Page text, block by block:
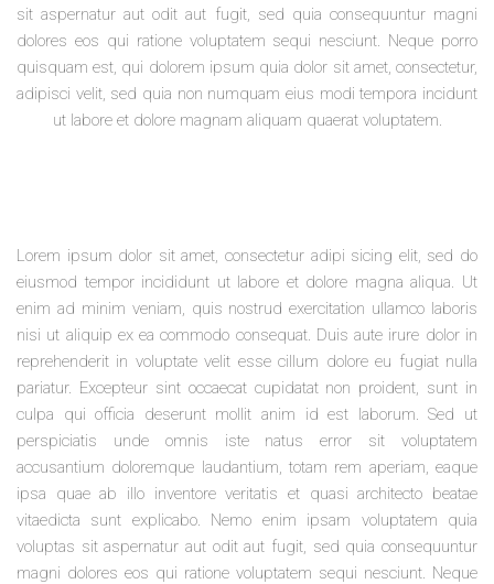
sit aspernatur aut odit aut fugit, sed quia consequuntur magni
dolores eos qui ratione voluptatem sequi nesciunt. Neque porro
quisquam est, qui dolorem ipsum quia dolor sit amet, consectetur,
adipisci velit, sed quia non numquam eius modi tempora incidunt
ut labore et dolore magnam aliquam quaerat voluptatem.
Lorem ipsum dolor sit amet, consectetur adipi sicing elit, sed do
eiusmod tempor incididunt ut labore et dolore magna aliqua. Ut
enim ad minim veniam, quis nostrud exercitation ullamco laboris
nisi ut aliquip ex ea commodo consequat. Duis aute irure dolor in
reprehenderit in voluptate velit esse cillum dolore eu fugiat nulla
pariatur. Excepteur sint occaecat cupidatat non proident, sunt in
culpa qui officia deserunt mollit anim id est laborum. Sed ut
perspiciatis unde omnis iste natus error sit voluptatem
accusantium doloremque laudantium, totam rem aperiam, eaque
ipsa quae ab illo inventore veritatis et quasi architecto beatae
vitaedicta sunt explicabo. Nemo enim ipsam voluptatem quia
voluptas sit aspernatur aut odit aut fugit, sed quia consequuntur
magni dolores eos qui ratione voluptatem sequi nesciunt. Neque